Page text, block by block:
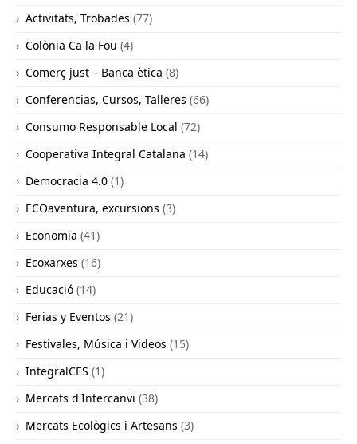
Activitats, Trobades (77)
Colònia Ca la Fou (4)
Comerç just – Banca ètica (8)
Conferencias, Cursos, Talleres (66)
Consumo Responsable Local (72)
Cooperativa Integral Catalana (14)
Democracia 4.0 (1)
ECOaventura, excursions (3)
Economia (41)
Ecoxarxes (16)
Educació (14)
Ferias y Eventos (21)
Festivales, Música i Videos (15)
IntegralCES (1)
Mercats d'Intercanvi (38)
Mercats Ecològics i Artesans (3)